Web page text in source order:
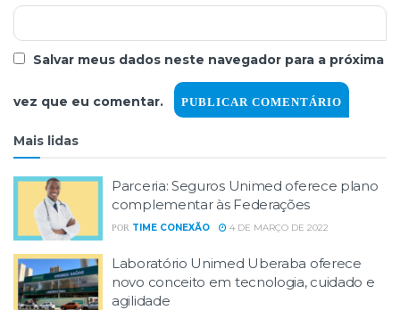
Salvar meus dados neste navegador para a próxima
vez que eu comentar.
Mais lidas
Parceria: Seguros Unimed oferece plano
complementar às Federações
POR TIME CONEXÃO 4 DE MARÇO DE 2022
Laboratório Unimed Uberaba oferece
novo conceito em tecnologia, cuidado e
agilidade